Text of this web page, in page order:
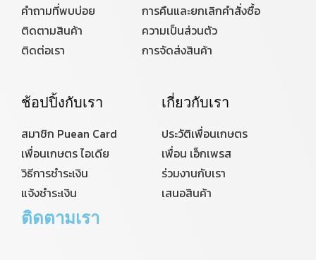
คำถามที่พบบ่อย
ติดตามสินค้า
ติดต่อเรา
การคืนและยกเลิกคำสั่งซื้อ
ความเป็นส่วนตัว
การจัดส่งสินค้า
ช้อปปิ้งกับเรา
สมาชิก Puean Card
เพื่อนเกษตร ไอเดีย
วิธีการชำระเงิน
แจ้งชำระเงิน
เกี่ยวกับเรา
ประวัติเพื่อนเกษตร
เพื่อน เอ็กเพรส
ร่วมงานกับเรา
เสนอสินค้า
ติดตามเรา